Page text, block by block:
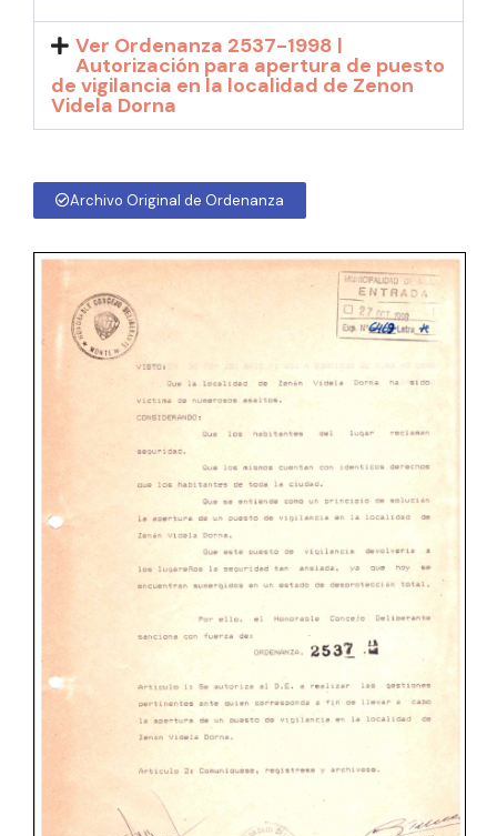
Ver Ordenanza 2537-1998 |
Autorización para apertura de puesto
de vigilancia en la localidad de Zenon
Videla Dorna
Archivo Original de Ordenanza